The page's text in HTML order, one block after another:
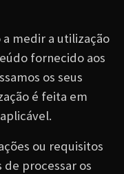
medir a utilização
fornecido aos
os seus
é feita em
ou requisitos
processar os